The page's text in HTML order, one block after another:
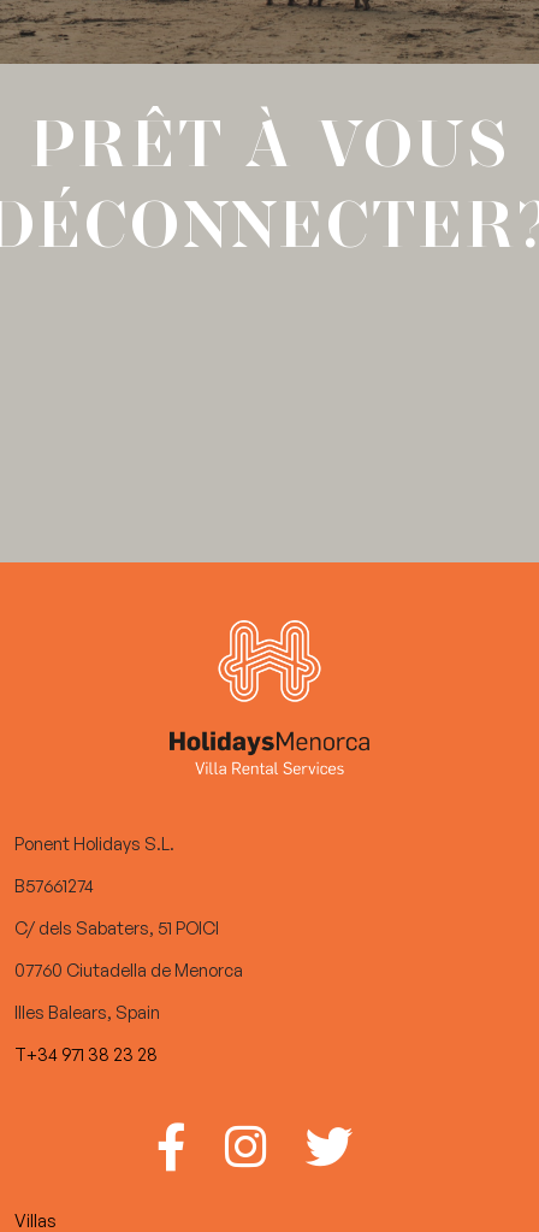
PRÊT À VOUS
Ponent Holidays S.L.
B57661274
C/ dels Sabaters, 51 POICI
07760 Ciutadella de Menorca
Illes Balears, Spain
T+34 971 38 23 28
Villas